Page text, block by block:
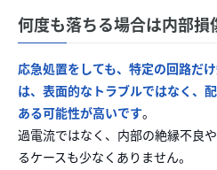
何度も落ちる場合は内部損
応急処置をしても、特定の回路だ
は、表面的なトラブルではなく、
ある可能性が高いです。
過電流ではなく、内部の絶縁不良
るケースも少なくありません。